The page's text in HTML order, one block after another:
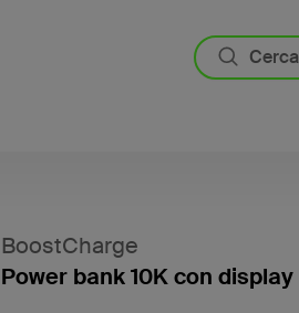
BoostCharge
Power bank 10K con display